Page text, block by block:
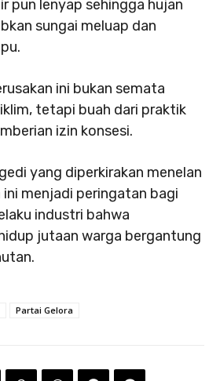
pun lenyap sehingga hujan
sungai meluap dan
ini bukan semata
tetapi buah dari praktik
izin konsesi.
yang diperkirakan menelan
menjadi peringatan bagi
industri bahwa
jutaan warga bergantung
Partai Gelora